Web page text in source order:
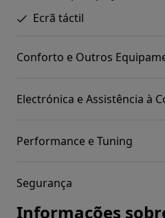
Ecrã táctil
Conforto e Outros
Electrónica e Assistência à
Performance e Tuning
Segurança
Informações